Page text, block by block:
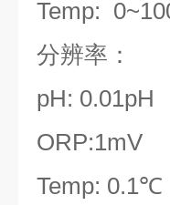
Temp:
分辨率：
pH: 0.01pH
ORP:1mV
Temp: 0.1℃